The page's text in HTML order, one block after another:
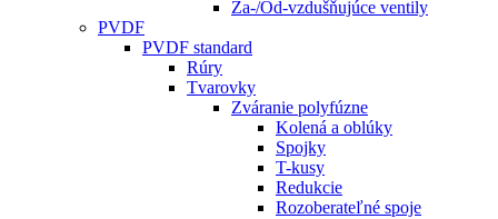
Za-/Od-vzdušňujúce ventily
PVDF
PVDF standard
Rúry
Tvarovky
Zváranie polyfúzne
Kolená a oblúky
Spojky
T-kusy
Redukcie
Rozoberateľné spoje